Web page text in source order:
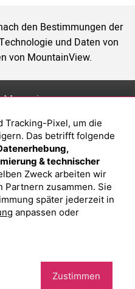
den Bestimmungen der
und Daten von
von MountainView.
Magazin
Was sind sind ETFs?
Sparplan Vorteile
Was ist ein Fonds?
Tracking-Pixel, um die
Das betrifft folgende
& technischer
Zweck arbeiten wir
Partnern zusammen. Sie
später jederzeit in
anpassen oder
Zustimmen